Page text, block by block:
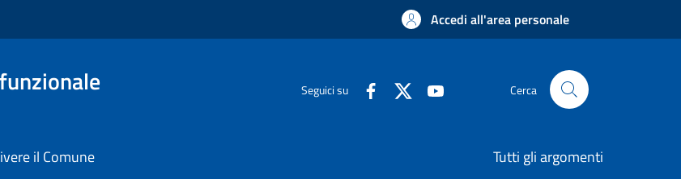
Accedi all'area personale
Seguici su Cerca
il Comune Tutti gli argomenti